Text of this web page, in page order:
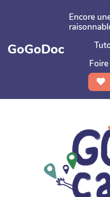
Aller au contenu principal
GoGoDoc
Encore